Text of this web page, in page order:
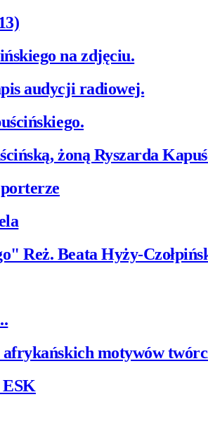
na zdjęciu.
audycji radiowej.
żoną Ryszarda
Reż. Beata Hyży-
motywów
ESK